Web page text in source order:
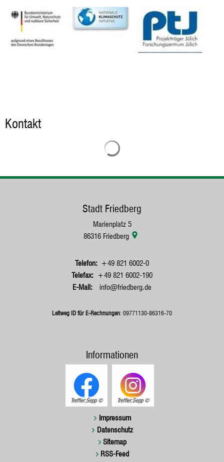
Kontakt
Stadt Friedberg
Marienplatz 5
86316 Friedberg
+49 821 6002-0
+49 821 6002-190
info@friedberg.de
Leitweg ID für E-Rechnungen: 09771130-86316-70
Informationen
Treffler;Sepp Treffler;Sepp
Impressum
Datenschutz
Sitemap
RSS-Feed